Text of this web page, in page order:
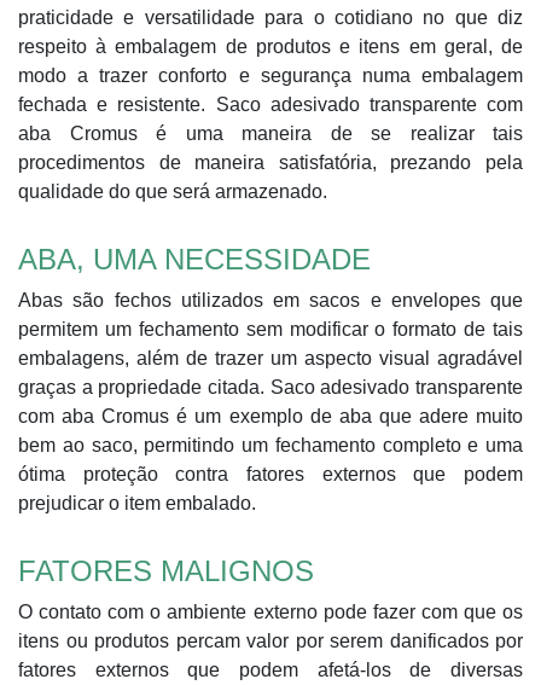
praticidade e versatilidade para o cotidiano no que diz
respeito à embalagem de produtos e itens em geral, de
modo a trazer conforto e segurança numa embalagem
fechada e resistente. Saco adesivado transparente com
aba Cromus é uma maneira de se realizar tais
procedimentos de maneira satisfatória, prezando pela
qualidade do que será armazenado.
ABA, UMA NECESSIDADE
Abas são fechos utilizados em sacos e envelopes que
permitem um fechamento sem modificar o formato de tais
embalagens, além de trazer um aspecto visual agradável
graças a propriedade citada. Saco adesivado transparente
com aba Cromus é um exemplo de aba que adere muito
bem ao saco, permitindo um fechamento completo e uma
ótima proteção contra fatores externos que podem
prejudicar o item embalado.
FATORES MALIGNOS
O contato com o ambiente externo pode fazer com que os
itens ou produtos percam valor por serem danificados por
fatores externos que podem afetá-los de diversas